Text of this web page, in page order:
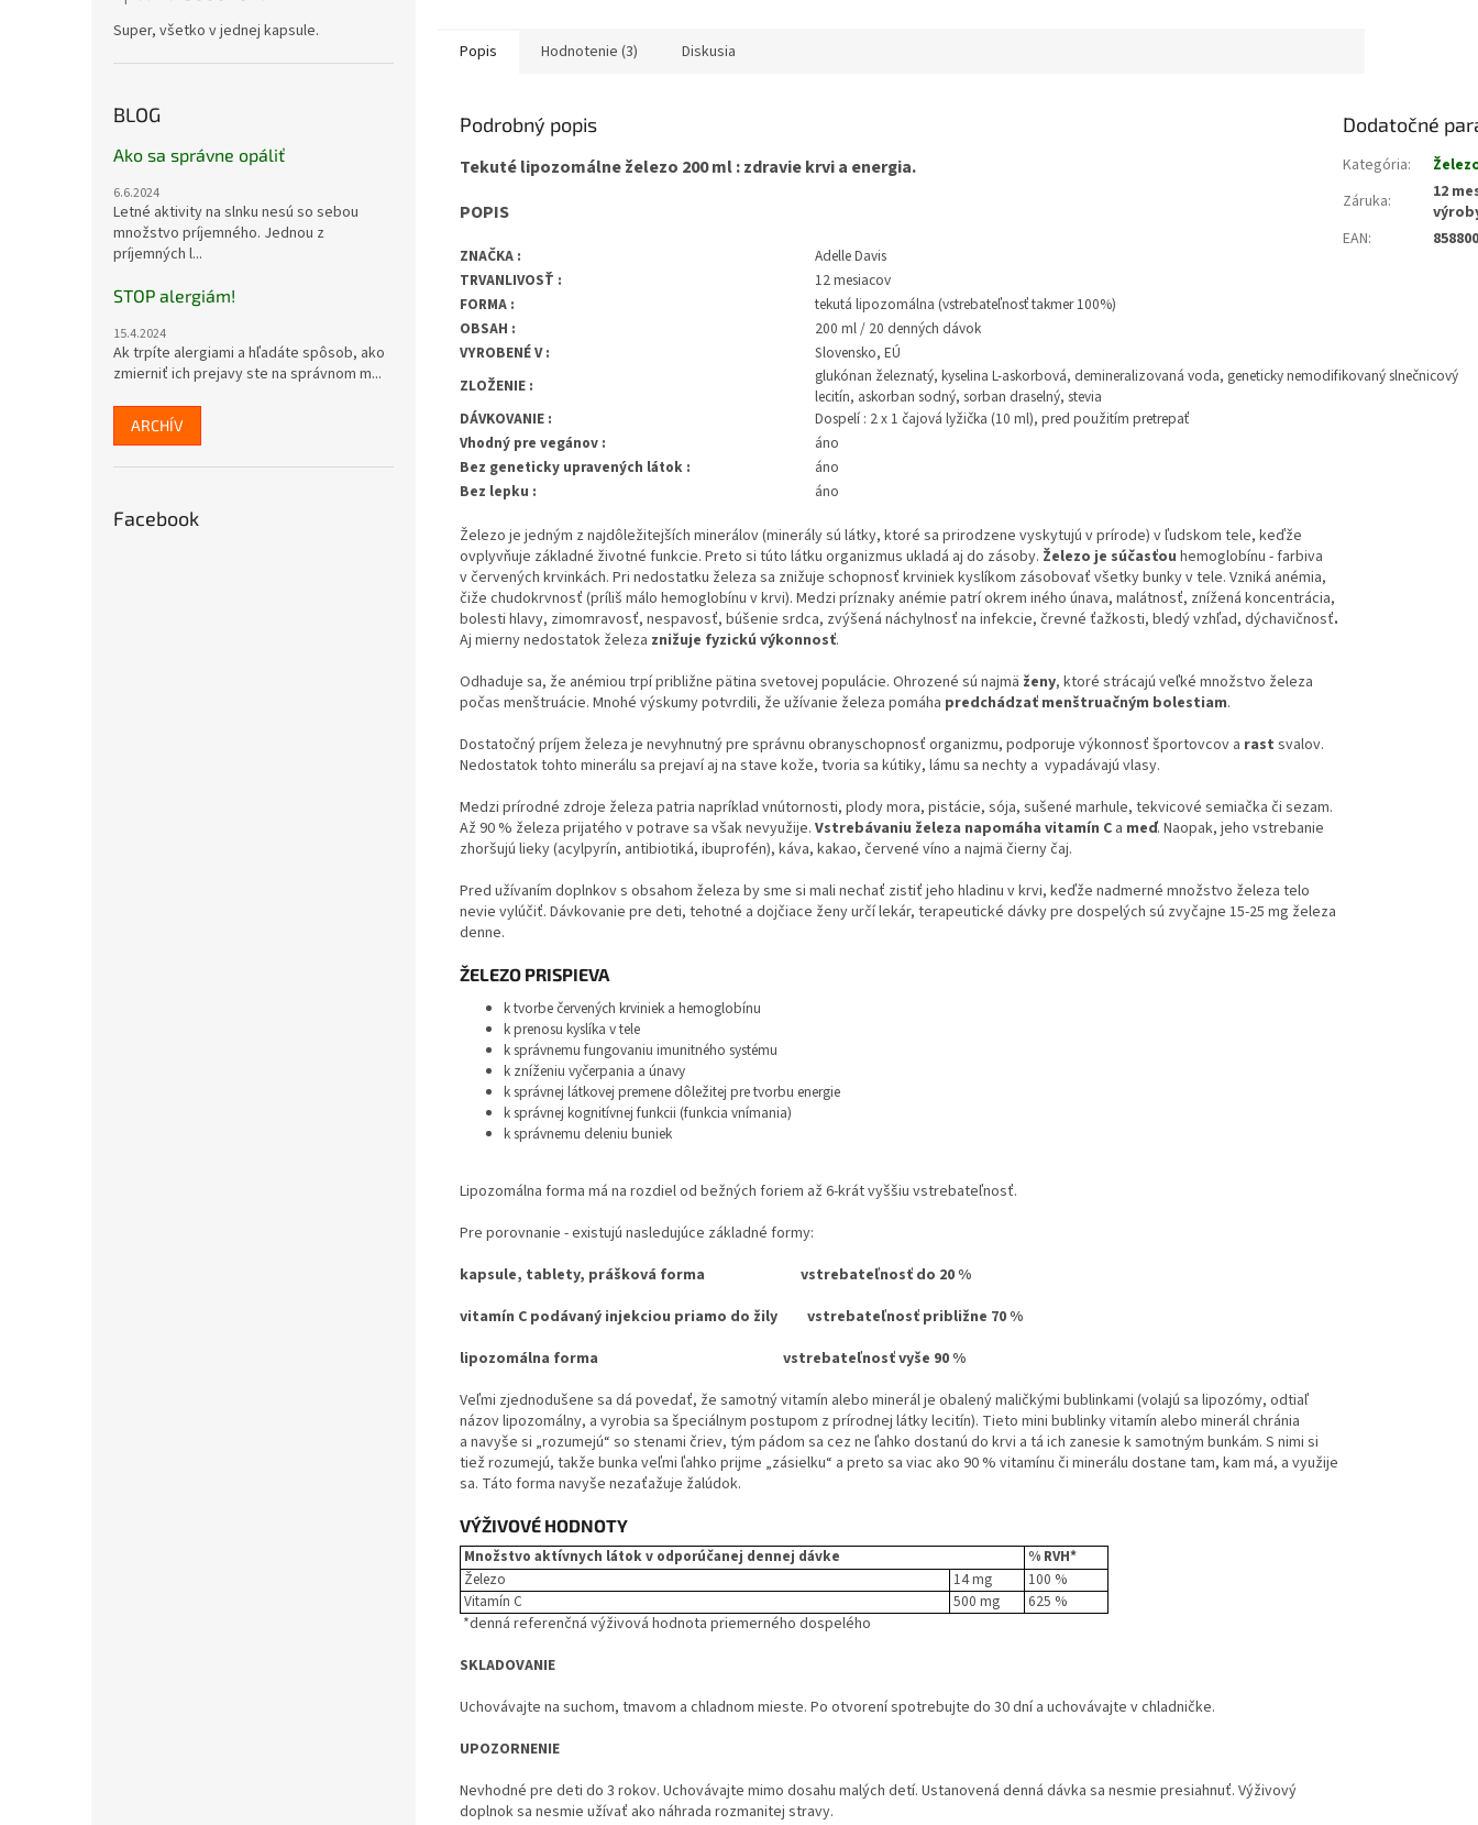
Super, všetko v jednej kapsule.
BLOG
Ako sa správne opáliť
6.6.2024
Letné aktivity na slnku nesú so sebou
množstvo príjemného. Jednou z
príjemných l...
STOP alergiám!
15.4.2024
Ak trpíte alergiami a hľadáte spôsob, ako
zmierniť ich prejavy ste na správnom m...
ARCHÍV
Facebook
Popis Hodnotenie (3) Diskusia
Podrobný popis
Tekuté lipozomálne železo 200 ml : zdravie krvi a energia.
POPIS
ZNAČKA :
Adelle Davis
TRVANLIVOSŤ :
12 mesiacov
FORMA :
tekutá lipozomálna (vstrebateľnosť takmer 100%)
OBSAH :
200 ml / 20 denných dávok
VYROBENÉ V :
Slovensko, EÚ
ZLOŽENIE :
glukónan železnatý, kyselina L-askorbová, demineralizovaná voda, geneticky nemodifikovaný slnečnicový
lecitín, askorban sodný, sorban draselný, stevia
DÁVKOVANIE :
Dospelí : 2 x 1 čajová lyžička (10 ml), pred použitím pretrepať
Vhodný pre vegánov :
áno
Bez geneticky upravených látok :
áno
Bez lepku :
áno
Železo je jedným z najdôležitejších minerálov (minerály sú látky, ktoré sa prirodzene vyskytujú v prírode) v ľudskom tele, keďže
ovplyvňuje základné životné funkcie. Preto si túto látku organizmus ukladá aj do zásoby. Železo je súčasťou hemoglobínu - farbiva
v červených krvinkách. Pri nedostatku železa sa znižuje schopnosť krviniek kyslíkom zásobovať všetky bunky v tele. Vzniká anémia,
čiže chudokrvnosť (príliš málo hemoglobínu v krvi). Medzi príznaky anémie patrí okrem iného únava, malátnosť, znížená koncentrácia,
bolesti hlavy, zimomravosť, nespavosť, búšenie srdca, zvýšená náchylnosť na infekcie, črevné ťažkosti, bledý vzhľad, dýchavičnosť.
Aj mierny nedostatok železa znižuje fyzickú výkonnosť.
Odhaduje sa, že anémiou trpí približne pätina svetovej populácie. Ohrozené sú najmä ženy, ktoré strácajú veľké množstvo železa
počas menštruácie. Mnohé výskumy potvrdili, že užívanie železa pomáha predchádzať menštruačným bolestiam.
Dostatočný príjem železa je nevyhnutný pre správnu obranyschopnosť organizmu, podporuje výkonnosť športovcov a rast svalov.
Nedostatok tohto minerálu sa prejaví aj na stave kože, tvoria sa kútiky, lámu sa nechty a vypadávajú vlasy.
Medzi prírodné zdroje železa patria napríklad vnútornosti, plody mora, pistácie, sója, sušené marhule, tekvicové semiačka či sezam.
Až 90 % železa prijatého v potrave sa však nevyužije. Vstrebávaniu železa napomáha vitamín C a meď. Naopak, jeho vstrebanie
zhoršujú lieky (acylpyrín, antibiotiká, ibuprofén), káva, kakao, červené víno a najmä čierny čaj.
Pred užívaním doplnkov s obsahom železa by sme si mali nechať zistiť jeho hladinu v krvi, keďže nadmerné množstvo železa telo
nevie vylúčiť. Dávkovanie pre deti, tehotné a dojčiace ženy určí lekár, terapeutické dávky pre dospelých sú zvyčajne 15-25 mg železa
denne.
ŽELEZO PRISPIEVA
k tvorbe červených krviniek a hemoglobínu
k prenosu kyslíka v tele
k správ­nemu fungovaniu imunitného systému
k zníženiu vyčerpania a únavy
k správnej látkovej premene dôležitej pre tvorbu energie
k správnej kognitívnej funkcii (funkcia vnímania)
k správnemu deleniu buniek
Lipozomálna forma má na rozdiel od bežných foriem až 6-krát vyššiu vstrebateľnosť.
Pre porovnanie - existujú nasledujúce základné formy:
kapsule, tablety, prášková forma vstrebateľnosť do 20 %
vitamín C podávaný injekciou priamo do žily vstrebateľnosť približne 70 %
lipozomálna forma vstrebateľnosť vyše 90 %
Veľmi zjednodušene sa dá povedať, že samotný vitamín alebo minerál je obalený maličkými bublinkami (volajú sa lipozómy, odtiaľ
názov lipozomálny, a vyrobia sa špeciálnym postupom z prírodnej látky lecitín). Tieto mini bublinky vitamín alebo minerál chránia
a navyše si „rozumejú“ so stenami čriev, tým pádom sa cez ne ľahko dostanú do krvi a tá ich zanesie k samotným bunkám. S nimi si
tiež rozumejú, takže bunka veľmi ľahko prijme „zásielku“ a preto sa viac ako 90 % vitamínu či minerálu dostane tam, kam má, a využije
sa. Táto forma navyše nezaťažuje žalúdok.
VÝŽIVOVÉ HODNOTY
Množstvo aktívnych látok v odporúčanej dennej dávke
% RVH*
Železo
14 mg
100 %
Vitamín C
500 mg 625 %
*denná referenčná výživová hodnota priemerného dospelého
SKLADOVANIE
Uchovávajte na suchom, tmavom a chladnom mieste. Po otvorení spotrebujte do 30 dní a uchovávajte v chladničke.
UPOZORNENIE
Nevhodné pre deti do 3 rokov. Uchovávajte mimo dosahu malých detí. Ustanovená denná dávka sa nesmie presiahnuť. Výživový
doplnok sa nesmie užívať ako náhrada rozmanitej stravy.
Dodatočné
Kategória:
Záruka:
12
EAN: